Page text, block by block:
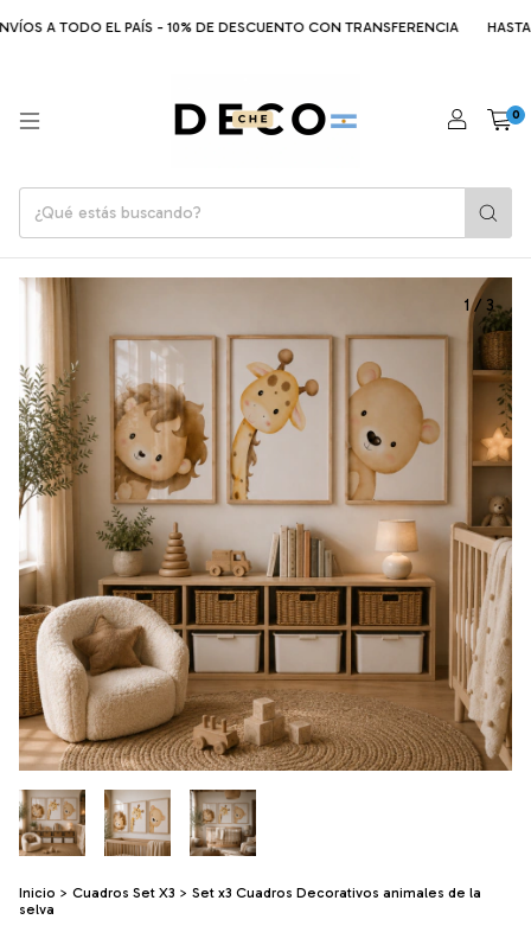
A TODO EL PAÍS - 10% DE DESCUENTO CON TRANSFERENCIA HASTA 6
0
1/ 3
Inicio > Cuadros Set X3 > Set x3 Cuadros Decorativos animales de la
selva